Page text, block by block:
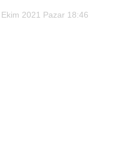
2021 Pazar 18:46